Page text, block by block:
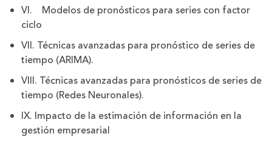
VI. Modelos de pronósticos para series con factor
ciclo
VII. Técnicas avanzadas para pronóstico de series de
tiempo (ARIMA).
VIII. Técnicas avanzadas para pronósticos de series de
tiempo (Redes Neuronales).
IX. Impacto de la estimación de información en la
gestión empresarial